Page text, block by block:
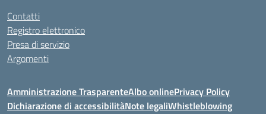
Contatti
Registro elettronico
Presa di servizio
Argomenti
Amministrazione TrasparenteAlbo onlinePrivacy Policy
Dichiarazione di accessibilitàNote legaliWhistleblowing